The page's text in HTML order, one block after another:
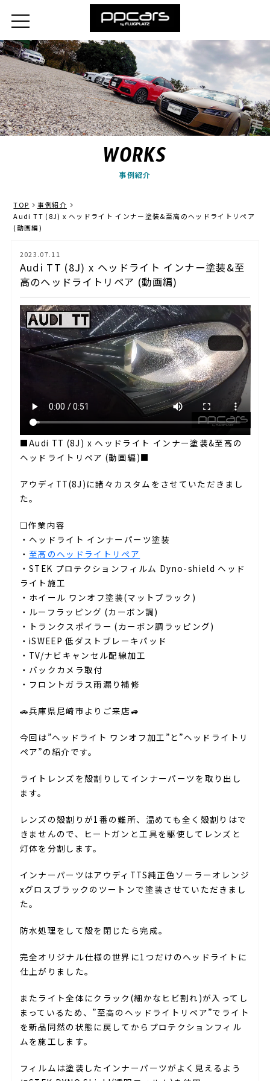
WORKS
事例紹介
TOP
事例紹介
Audi TT (8J) x ヘッドライト インナー塗装&至高のヘッドライトリペア
(動画編)
2023.07.11
Audi TT (8J) x ヘッドライト インナー塗装&至
高のヘッドライトリペア (動画編)
■Audi TT (8J) x ヘッドライト インナー塗装&至高の
ヘッドライトリペア (動画編)■
アウディTT(8J)に諸々カスタムをさせていただきまし
た。
❏作業内容
・ヘッドライト インナーパーツ塗装
・ 至高のヘッドライトリペア
・STEK プロテクションフィルム Dyno-shield ヘッド
ライト施工
・ホイール ワンオフ塗装(マットブラック)
・ルーフラッピング (カーボン調)
・トランクスポイラー (カーボン調ラッピング)
・iSWEEP 低ダストブレーキパッド
・TV/ナビキャンセル配線加工
・バックカメラ取付
・フロントガラス雨漏り補修
🚗兵庫県尼崎市よりご来店🚙
今回は”ヘッドライト ワンオフ加工”と”ヘッドライトリ
ペア”の紹介です。
ライトレンズを殻割りしてインナーパーツを取り出し
ます。
レンズの殻割りが1番の難所、温めても全く殻割りはで
きませんので、ヒートガンと工具を駆使してレンズと
灯体を分割します。
インナーパーツはアウディTTS純正色ソーラーオレンジ
xグロスブラックのツートンで塗装させていただきまし
た。
防水処理をして殻を閉じたら完成。
完全オリジナル仕様の世界に1つだけのヘッドライトに
仕上がりました。
またライト全体にクラック(細かなヒビ割れ)が入ってし
まっているため、”至高のヘッドライトリペア”でライト
を新品同然の状態に戻してからプロテクションフィル
ムを施工します。
フィルムは塗装したインナーパーツがよく見えるよう